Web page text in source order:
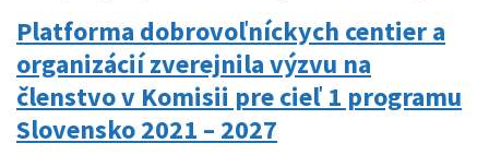
Platforma dobrovoľníckych centier a
organizácií zverejnila výzvu na
členstvo v Komisii pre cieľ 1 programu
Slovensko 2021 – 2027